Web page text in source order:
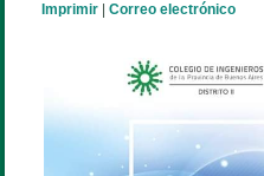
Imprimir |Correo electrónico